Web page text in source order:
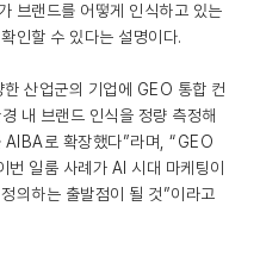
브랜드를 어떻게 인식하고 있는
인할 수 있다는 설명이다.
산업군의 기업에 GEO 통합 컨
내 브랜드 인식을 정량 측정해
AIBA로 확장했다”라며, “GEO
일룸 사례가 AI 시대 마케팅이
의하는 출발점이 될 것”이라고